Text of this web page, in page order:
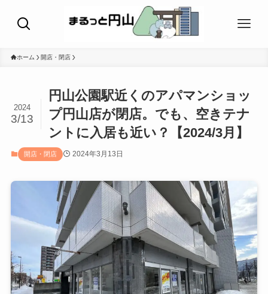
ホーム 開店・閉店
円山公園駅近くのアパマンショッ
プ円山店が閉店。でも、空きテナ
ントに入居も近い？【2024/3月】
2024
3/13
開店・閉店 2024年3月13日